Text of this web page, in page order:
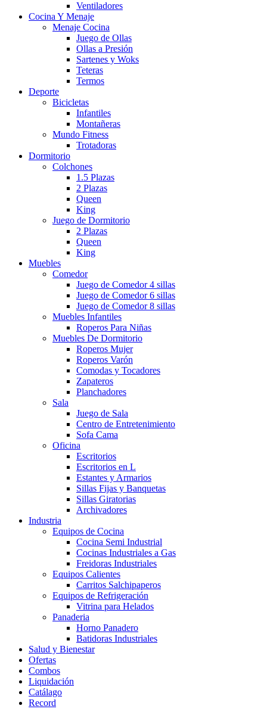
Ventiladores
Cocina Y Menaje
Menaje Cocina
Juego de Ollas
Ollas a Presión
Sartenes y Woks
Teteras
Termos
Deporte
Bicicletas
Infantiles
Montañeras
Mundo Fitness
Trotadoras
Dormitorio
Colchones
1.5 Plazas
2 Plazas
Queen
King
Juego de Dormitorio
2 Plazas
Queen
King
Muebles
Comedor
Juego de Comedor 4 sillas
Juego de Comedor 6 sillas
Juego de Comedor 8 sillas
Muebles Infantiles
Roperos Para Niñas
Muebles De Dormitorio
Roperos Mujer
Roperos Varón
Comodas y Tocadores
Zapateros
Planchadores
Sala
Juego de Sala
Centro de Entretenimiento
Sofa Cama
Oficina
Escritorios
Escritorios en L
Estantes y Armarios
Sillas Fijas y Banquetas
Sillas Giratorias
Archivadores
Industria
Equipos de Cocina
Cocina Semi Industrial
Cocinas Industriales a Gas
Freidoras Industriales
Equipos Calientes
Carritos Salchipaperos
Equipos de Refrigeración
Vitrina para Helados
Panaderia
Horno Panadero
Batidoras Industriales
Salud y Bienestar
Ofertas
Combos
Liquidación
Catálago
Record